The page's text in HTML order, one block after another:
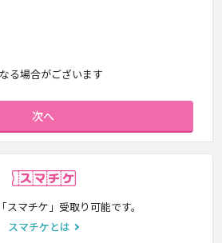
る場合がございます
次へ
スマチケ」受取り可能です。
スマチケとは